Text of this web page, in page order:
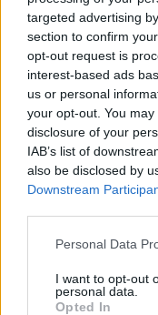
targeted advertising
section to confirm
opt-out request is
interest-based ads
us or personal
your opt-out. You
disclosure of your
IAB’s list of
also be disclosed by
Downstream
Personal Data
I want to opt-out
personal data.
Opted In